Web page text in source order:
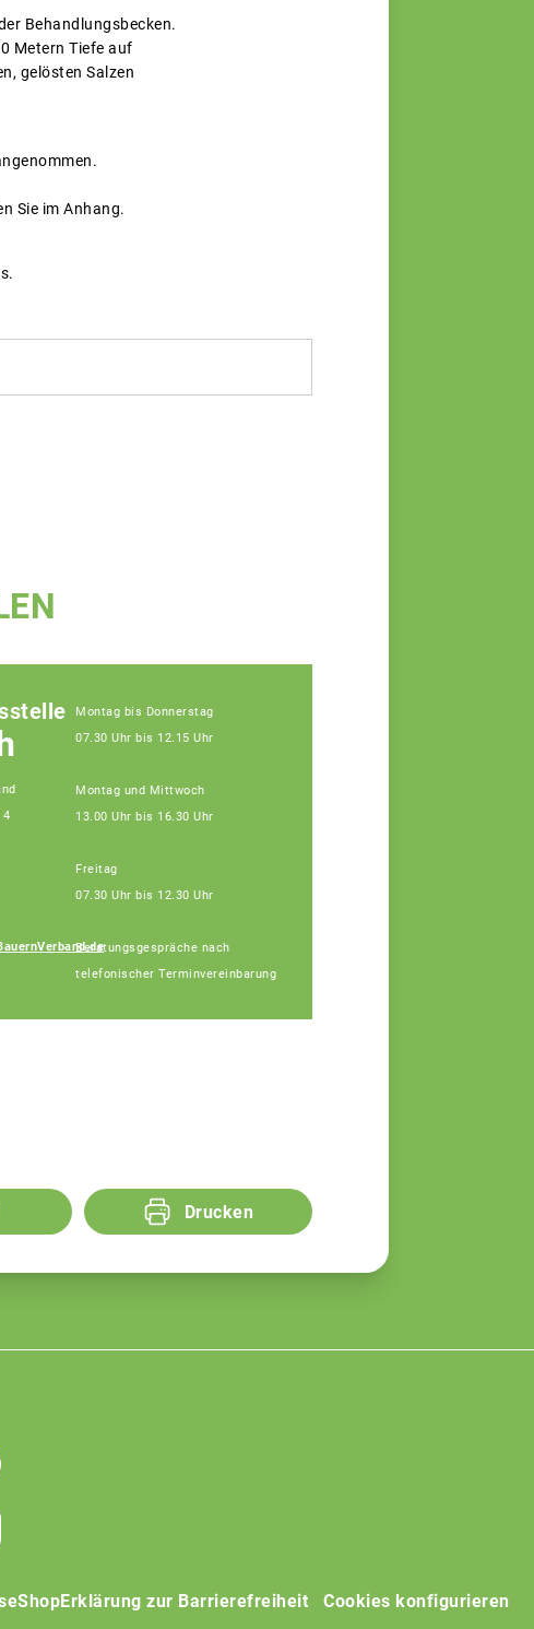
Behandlungsbecken.
Metern Tiefe auf
gelösten Salzen
Sie im Anhang.
4
Montag bis Donnerstag
07.30 Uhr bis 12.15 Uhr
Montag und Mittwoch
13.00 Uhr bis 16.30 Uhr
Freitag
07.30 Uhr bis 12.30 Uhr
Beratungsgespräche nach
telefonischer Terminvereinbarung
Drucken
ShopErklärung zur Barrierefreiheit Cookies konfigurieren